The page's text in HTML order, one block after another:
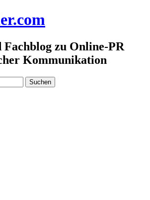
.com
Fachblog zu Online-PR
Kommunikation